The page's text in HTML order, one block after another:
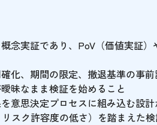
念実証であり、PoV（価値実証）
化、期間の限定、撤退基準の事
昧なまま検証を始めること
意思決定プロセスに組み込む設
スク許容度の低さ）を踏まえた